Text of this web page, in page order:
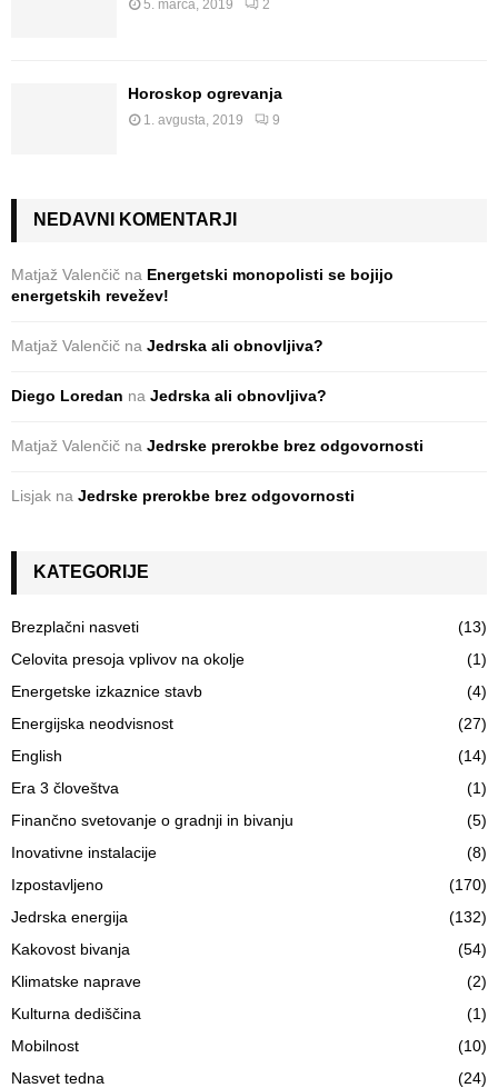
5. marca, 2019 2
Horoskop ogrevanja
1. avgusta, 2019 9
NEDAVNI KOMENTARJI
Matjaž Valenčič na Energetski monopolisti se bojijo
energetskih revežev!
Matjaž Valenčič na Jedrska ali obnovljiva?
Diego Loredan na Jedrska ali obnovljiva?
Matjaž Valenčič na Jedrske prerokbe brez odgovornosti
Lisjak na Jedrske prerokbe brez odgovornosti
KATEGORIJE
Brezplačni nasveti
(13)
Celovita presoja vplivov na okolje
(1)
Energetske izkaznice stavb
(4)
Energijska neodvisnost
(27)
English
(14)
Era 3 človeštva
(1)
Finančno svetovanje o gradnji in bivanju
(5)
Inovativne instalacije
(8)
Izpostavljeno
(170)
Jedrska energija
(132)
Kakovost bivanja
(54)
Klimatske naprave
(2)
Kulturna dediščina
(1)
Mobilnost
(10)
Nasvet tedna
(24)